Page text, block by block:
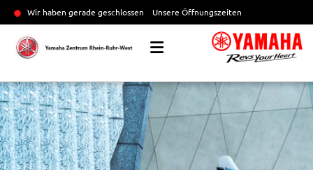
Wir haben gerade geschlossen Unsere Öffnungszeiten